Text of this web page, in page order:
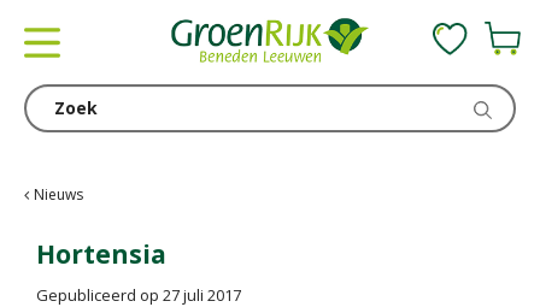
Nieuws
Hortensia
Gepubliceerd op 27 juli 2017